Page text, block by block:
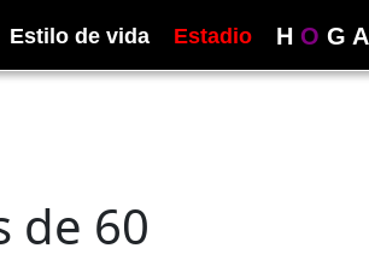
Estilo de vida Estadio H O G A
de 60